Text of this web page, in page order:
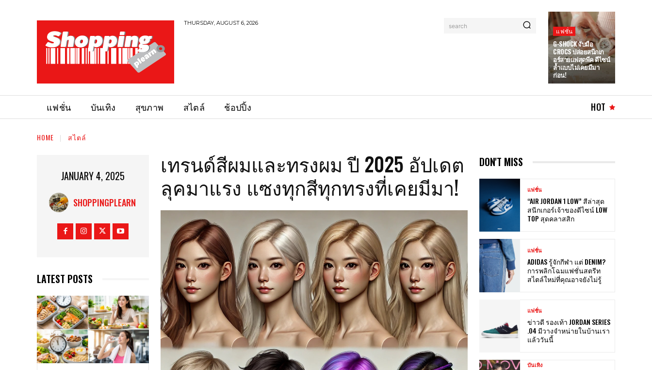
THURSDAY, AUGUST 6, 2026 search
แฟชั่น
G-SHOCK จับมือ
CROCS ปล่อยสนีกเก
อร์สายแฟสุดพีค ดีไซน์
ล้ำแบบไม่เคยมีมา
ก่อน!
แฟชั่น บันเทิง สุขภาพ สไตล์ ช้อปปิ้ง HOT
HOME สไตล์
JANUARY 4, 2025
SHOPPINGPLEARN
LATEST POSTS
เทรนด์สีผมและทรงผม ปี 2025 อัปเดต
ลุคมาแรง แซงทุกสีทุกทรงที่เคยมีมา!
DON'T MISS
แฟชั่น
“AIR JORDAN 1 LOW” สีล่าสุด
สนีกเกอร์เจ้าของดีไซน์ LOW
TOP สุดคลาสสิก
แฟชั่น
ADIDAS รู้จักกีฬา แต่ DENIM?
การพลิกโฉมแฟชั่นสตรีท
สไตล์ใหม่ที่คุณอาจยังไม่รู้
แฟชั่น
ข่าวดี รองเท้า JORDAN SERIES
.04 มีวางจำหน่ายในบ้านเรา
แล้ววันนี้
บันเทิง